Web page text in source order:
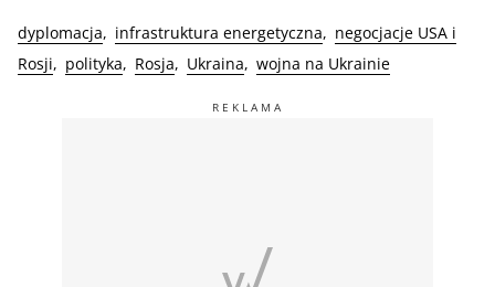
dyplomacja infrastruktura energetyczna
negocjacje USA i
Rosji
polityka Rosja Ukraina wojna na Ukrainie